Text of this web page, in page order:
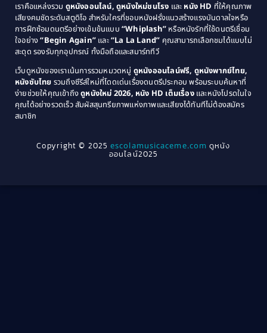
Coming of Age ก้าวพ้นวัย(1)
Coming-of-Age(3)
Community(1)
Crime อาชญากรรม(289)
Cult Film(4)
1979
1978
1976
1975
1974
1971
1970
1969
1968
1964
1963
1940
เราคือแหล่งรวม ดูหนังออนไลน์, ดูหนังใหม่ชนโรง และ หนัง HD ที่ให้คุณภาพ
เสียงคมชัดระดับสตูดิโอ สำหรับใครที่ชอบหนังฝรั่งแนวสร้างแรงบันดาลใจหรือ
การฝึกซ้อมดนตรีอย่างเข้มข้นแบบ “Whiplash” หรือหนังรักที่ใช้ดนตรีเชื่อม
ใจอย่าง“Begin Again” และ“La La Land” คุณสามารถเลือกชมได้แบบไม่
สะดุด รองรับทุกอุปกรณ์ ทั้งมือถือและสมาร์ททีวี
เว็บดูหนังของเราเน้นการรวมหมวดหมู่ ดูหนังออนไลน์ฟรี, ดูหนังพากย์ไทย,
หนังซับไทย รวมถึงซีรีส์ใหม่ที่โดดเด่นเรื่องดนตรีประกอบ พร้อมระบบค้นหาที่
ง่ายช่วยให้คุณเข้าถึงดูหนังใหม่ 2026, หนัง HD เต็มเรื่องและหนังโปรดในใจ
คุณได้อย่างรวดเร็ว สัมผัสสุนทรียภาพแห่งภาพและเสียงได้ทันทีไม่ต้องสมัคร
สมาชิก
Copyright © 2025escolamusicaceme.com ดูหนัง
ออนไลน์2025